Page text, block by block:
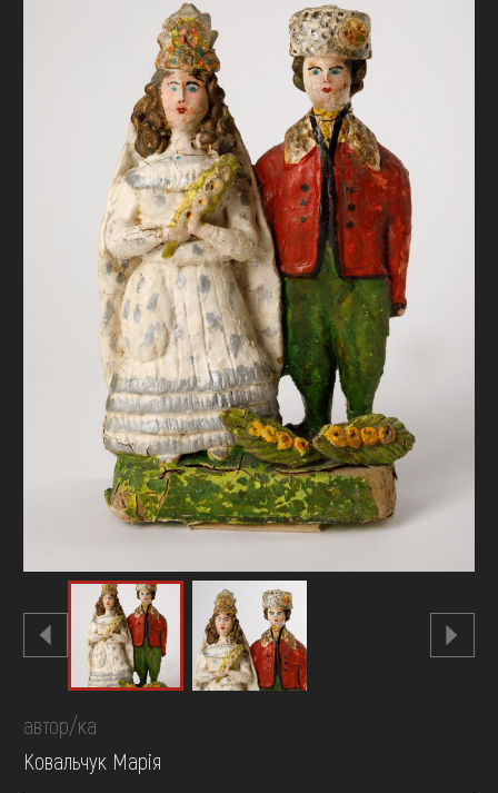
ОНЛАЙН-КРАМНИЦЯ
ПІДТРИМАТИ
автор/ка
Ковальчук Марія